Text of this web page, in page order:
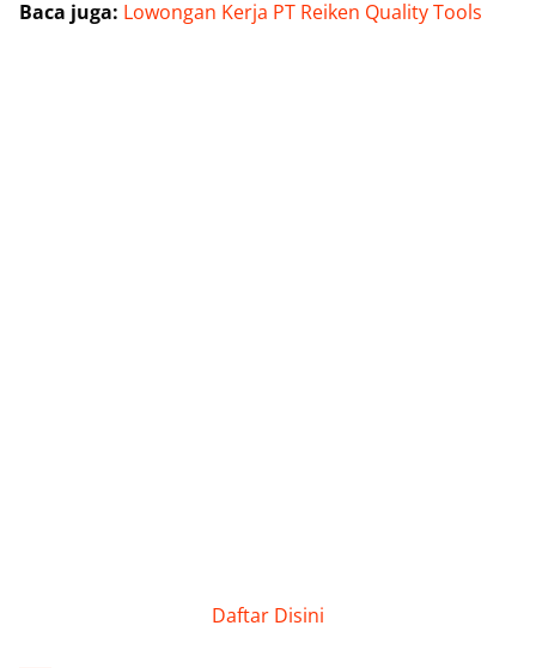
Baca juga: Lowongan Kerja PT Reiken Quality Tools
Daftar Disini